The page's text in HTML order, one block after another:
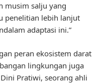
musim salju yang
penelitian lebih lanjut
adaptasi ini.”
peran ekosistem darat
lingkungan juga
Pratiwi, seorang ahli